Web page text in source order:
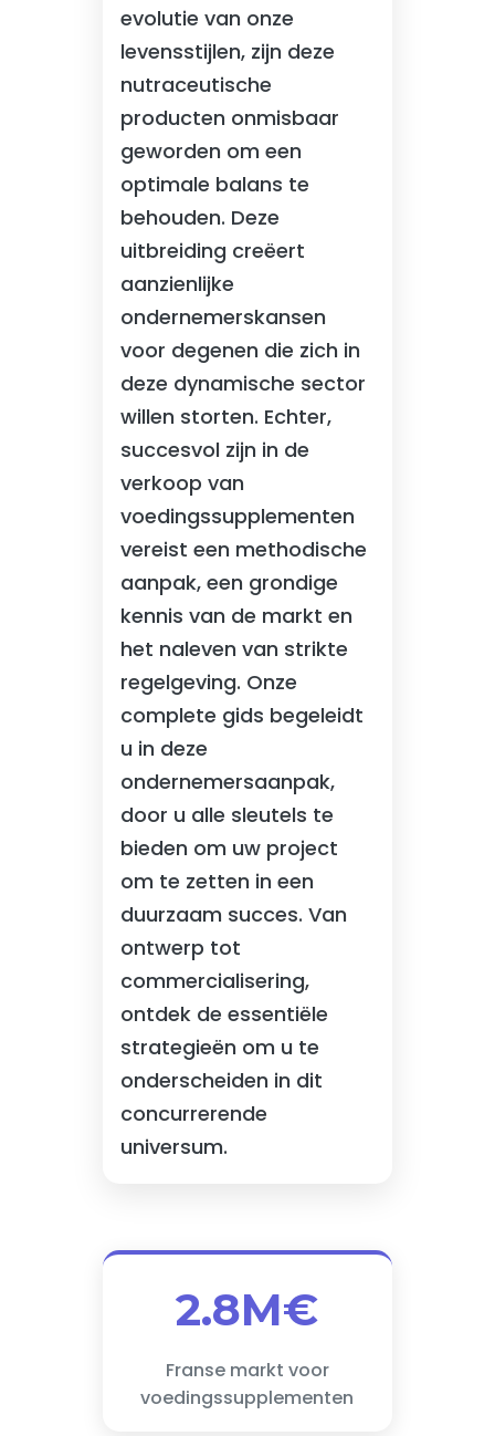
evolutie van onze
levensstijlen, zijn deze
nutraceutische
producten onmisbaar
geworden om een
optimale balans te
behouden. Deze
uitbreiding creëert
aanzienlijke
ondernemerskansen
voor degenen die zich in
deze dynamische sector
willen storten. Echter,
succesvol zijn in de
verkoop van
voedingssupplementen
vereist een methodische
aanpak, een grondige
kennis van de markt en
het naleven van strikte
regelgeving. Onze
complete gids begeleidt
u in deze
ondernemersaanpak,
door u alle sleutels te
bieden om uw project
om te zetten in een
duurzaam succes. Van
ontwerp tot
commercialisering,
ontdek de essentiële
strategieën om u te
onderscheiden in dit
concurrerende
universum.
2.8M€
Franse markt voor
voedingssupplementen